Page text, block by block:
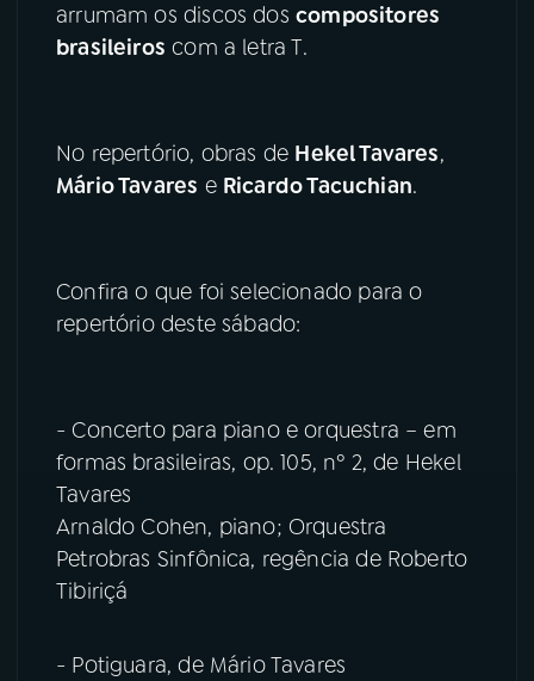
PODCASTS
07 ÚLTIMAS
Instagram X
TikTok
arrumam os discos dos compositores
brasileiros com a letra T.
No repertório, obras de Hekel Tavares,
Mário Tavares e Ricardo Tacuchian.
Confira o que foi selecionado para o
repertório deste sábado:
- Concerto para piano e orquestra – em
formas brasileiras, op. 105, nº 2, de Hekel
Tavares
Arnaldo Cohen, piano; Orquestra
Petrobras Sinfônica, regência de Roberto
Tibiriçá
- Potiguara, de Mário Tavares